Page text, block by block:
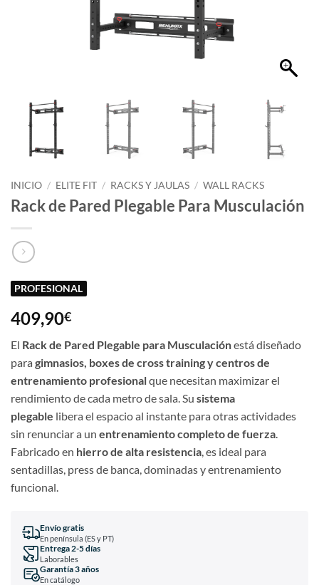
INICIO / ELITE FIT / RACKS Y JAULAS / WALL RACKS
Rack de Pared Plegable Para Musculación
PROFESIONAL
409,90€
El Rack de Pared Plegable para Musculaciónestá diseñado
para gimnasios, boxes de cross training y centros de
entrenamiento profesionalque necesitan maximizar el
rendimiento de cada metro de sala. Su sistema
plegable libera el espacio al instante para otras actividades
sin renunciar a un entrenamiento completo de fuerza.
Fabricado en hierro de alta resistencia, es ideal para
sentadillas, press de banca, dominadas y entrenamiento
funcional.
Envío gratis
En península (ES y PT)
Entrega 2-5 días
Laborables
Garantía 3 años
En catálogo